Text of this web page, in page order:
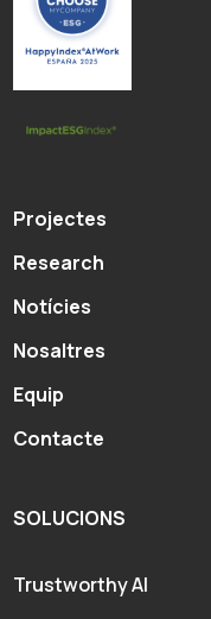
Projectes
Research
Notícies
Nosaltres
Equip
Contacte
SOLUCIONS
Trustworthy AI